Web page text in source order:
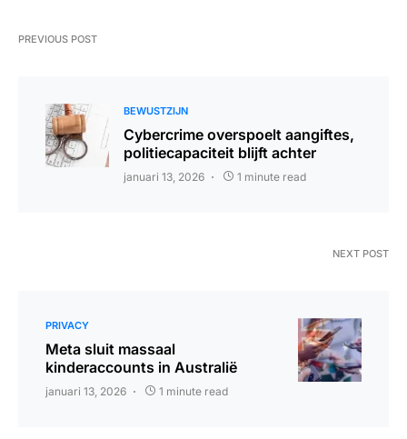
PREVIOUS POST
BEWUSTZIJN
Cybercrime overspoelt aangiftes,
politiecapaciteit blijft achter
januari 13, 2026 1 minute read
NEXT POST
PRIVACY
Meta sluit massaal
kinderaccounts in Australië
januari 13, 2026 1 minute read